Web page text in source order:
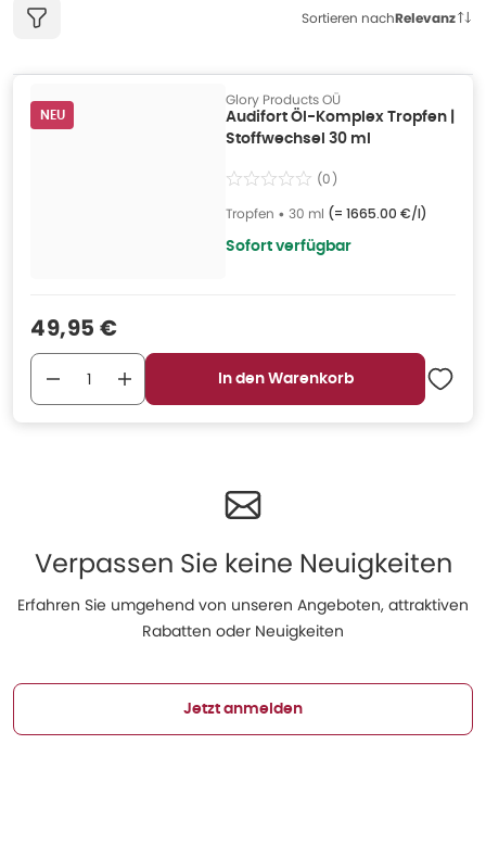
Sortieren nachRelevanz
NEU
Glory Products OÜ
Audifort Öl-Komplex Tropfen |
Stoffwechsel 30 ml
(0)
Tropfen • 30 ml (= 1665.00 €/l)
Sofort verfügbar
Verkaufspreis
49,95 €
In den Warenkorb
Verpassen Sie keine Neuigkeiten
Erfahren Sie umgehend von unseren Angeboten, attraktiven
Rabatten oder Neuigkeiten
Jetzt anmelden